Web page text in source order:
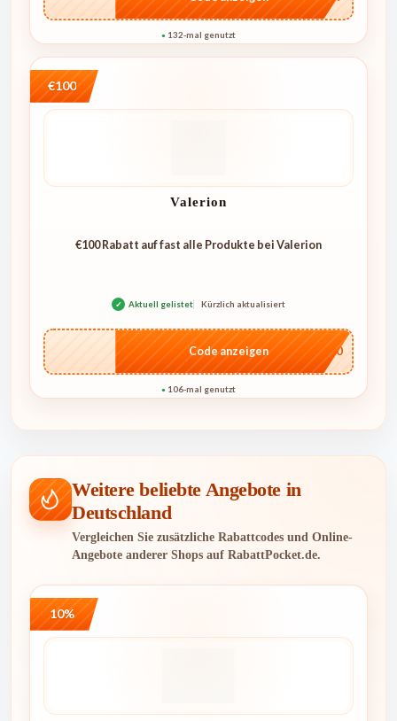
● 132-mal genutzt
€100
Valerion
€100 Rabatt auf fast alle Produkte bei Valerion
✓ Aktuell gelistet Kürzlich aktualisiert
…L100
Code anzeigen
● 106-mal genutzt
Weitere beliebte Angebote in
Deutschland
Vergleichen Sie zusätzliche Rabattcodes und Online-
Angebote anderer Shops auf RabattPocket.de.
10%